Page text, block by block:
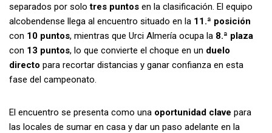
separados por solotres puntos en la clasificación. El equipo
alcobendense llega al encuentro situado en la 11.ª posición
con 10 puntos, mientras que Urci Almería ocupa la 8.ª plaza
con 13 puntos, lo que convierte el choque en un duelo
directo para recortar distancias y ganar confianza en esta
fase del campeonato.
El encuentro se presenta como una oportunidad clave para
las locales de sumar en casa y dar un paso adelante en la